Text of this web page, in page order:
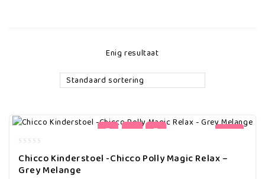
Enig resultaat
Standaard sortering
-20%
out
of
Chicco Kinderstoel -Chicco Polly Magic Relax –
Grey Melange